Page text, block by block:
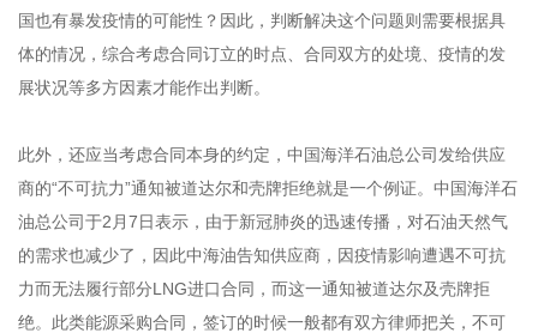
国也有暴发疫情的可能性？因此，判断解决这个问题则需要根据具
体的情况，综合考虑合同订立的时点、合同双方的处境、疫情的发
展状况等多方因素才能作出判断。
此外，还应当考虑合同本身的约定，中国海洋石油总公司发给供应
商的“不可抗力”通知被道达尔和壳牌拒绝就是一个例证。中国海洋石
油总公司于2月7日表示，由于新冠肺炎的迅速传播，对石油天然气
的需求也减少了，因此中海油告知供应商，因疫情影响遭遇不可抗
力而无法履行部分LNG进口合同，而这一通知被道达尔及壳牌拒
绝。此类能源采购合同，签订的时候一般都有双方律师把关，不可